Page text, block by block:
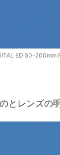
ED 50-200mm
とレンズの